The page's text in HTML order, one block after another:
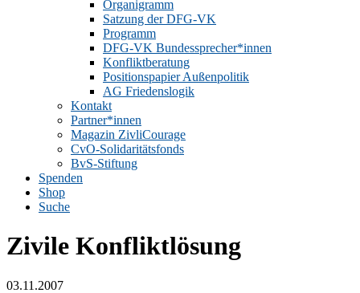
Organigramm
Satzung der DFG-VK
Programm
DFG-VK Bundessprecher*innen
Konfliktberatung
Positionspapier Außenpolitik
AG Friedenslogik
Kontakt
Partner*innen
Magazin ZivliCourage
CvO-Solidaritätsfonds
BvS-Stiftung
Spenden
Shop
Suche
Zivile Konfliktlösung
03.11.2007